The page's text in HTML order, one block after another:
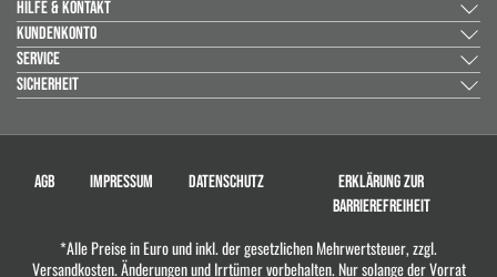
HILFE & KONTAKT
KUNDENKONTO
SERVICE
SICHERHEIT
AGB IMPRESSUM DATENSCHUTZ
ERKLÄRUNG ZUR
BARRIEREFREIHEIT
*Alle Preise in Euro und inkl. der gesetzlichen Mehrwertsteuer, zzgl.
Versandkosten. Änderungen und Irrtümer vorbehalten. Nur solange der Vorrat